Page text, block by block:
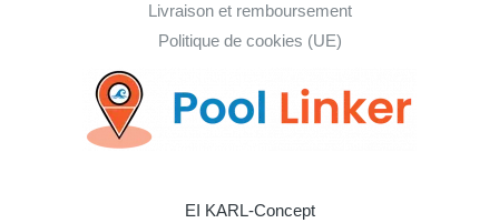
Livraison et remboursement
Politique de cookies (UE)
EI KARL-Concept